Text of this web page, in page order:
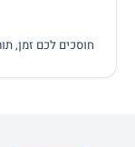
חוסכים לכם זמן,